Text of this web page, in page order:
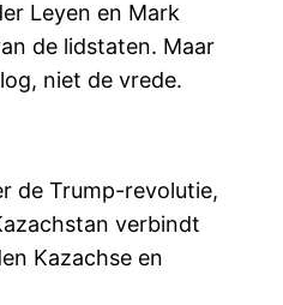
Leyen en Mark
de lidstaten. Maar
niet de vrede.
de Trump-revolutie,
verbindt
Kazachse en